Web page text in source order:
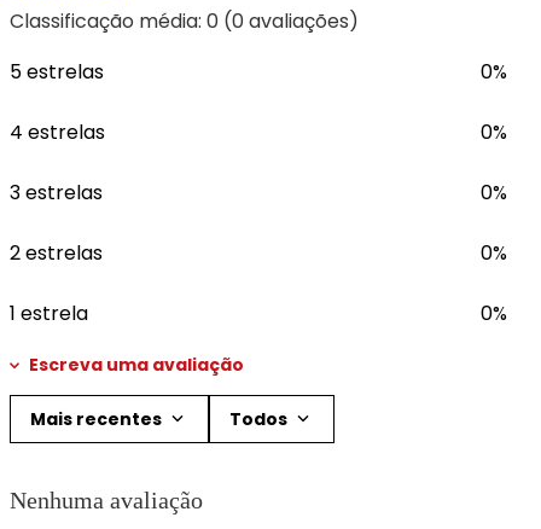
Classificação média: 0 (0 avaliações)
5 estrelas
0%
4 estrelas 0%
3 estrelas 0%
2 estrelas 0%
1 estrela 0%
Escreva uma avaliação
Título
Mais recentes Todos
Nenhuma avaliação